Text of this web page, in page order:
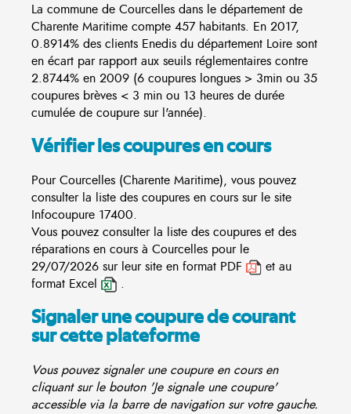
La commune de Courcelles dans le département de
Charente Maritime compte 457 habitants. En 2017,
0.8914% des clients Enedis du département Loire sont
en écart par rapport aux seuils réglementaires contre
2.8744% en 2009 (6 coupures longues > 3min ou 35
coupures brèves < 3 min ou 13 heures de durée
cumulée de coupure sur l'année).
Vérifier les coupures en cours
Pour Courcelles (Charente Maritime), vous pouvez
consulter la liste des coupures en cours sur le site
Infocoupure 17400.
Vous pouvez consulter la liste des coupures et des
réparations en cours à Courcelles pour le
29/07/2026 sur leur site en format PDF
et au
format Excel
.
Signaler une coupure de courant
sur cette plateforme
Vous pouvez signaler une coupure en cours en
cliquant sur le bouton 'Je signale une coupure'
accessible via la barre de navigation sur votre gauche.